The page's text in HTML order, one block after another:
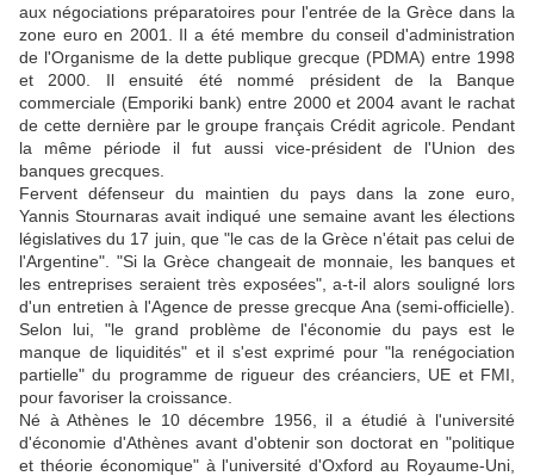
aux négociations préparatoires pour l'entrée de la Grèce dans la
zone euro en 2001. Il a été membre du conseil d'administration
de l'Organisme de la dette publique grecque (PDMA) entre 1998
et 2000. Il ensuité été nommé président de la Banque
commerciale (Emporiki bank) entre 2000 et 2004 avant le rachat
de cette dernière par le groupe français Crédit agricole. Pendant
la même période il fut aussi vice-président de l'Union des
banques grecques.
Fervent défenseur du maintien du pays dans la zone euro,
Yannis Stournaras avait indiqué une semaine avant les élections
législatives du 17 juin, que "le cas de la Grèce n'était pas celui de
l'Argentine". "Si la Grèce changeait de monnaie, les banques et
les entreprises seraient très exposées", a-t-il alors souligné lors
d'un entretien à l'Agence de presse grecque Ana (semi-officielle).
Selon lui, "le grand problème de l'économie du pays est le
manque de liquidités" et il s'est exprimé pour "la renégociation
partielle" du programme de rigueur des créanciers, UE et FMI,
pour favoriser la croissance.
Né à Athènes le 10 décembre 1956, il a étudié à l'université
d'économie d'Athènes avant d'obtenir son doctorat en "politique
et théorie économique" à l'université d'Oxford au Royaume-Uni,